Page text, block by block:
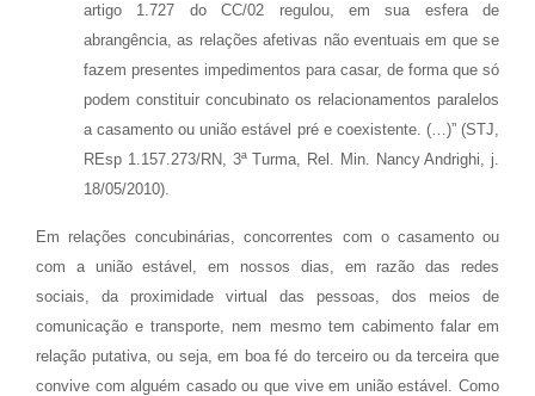
artigo 1.727 do CC/02 regulou, em sua esfera de
abrangência, as relações afetivas não eventuais em que se
fazem presentes impedimentos para casar, de forma que só
podem constituir concubinato os relacionamentos paralelos
a casamento ou união estável pré e coexistente. (…)” (STJ,
REsp 1.157.273/RN, 3ª Turma, Rel. Min. Nancy Andrighi, j.
18/05/2010).
Em relações concubinárias, concorrentes com o casamento ou
com a união estável, em nossos dias, em razão das redes
sociais, da proximidade virtual das pessoas, dos meios de
comunicação e transporte, nem mesmo tem cabimento falar em
relação putativa, ou seja, em boa fé do terceiro ou da terceira que
convive com alguém casado ou que vive em união estável. Como